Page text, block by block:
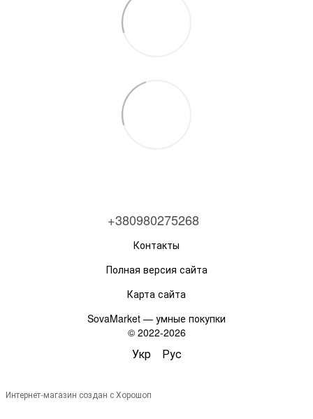
+380980275268
Контакты
Полная версия сайта
Карта сайта
SovaMarket — умные покупки
© 2022-2026
Укр Рус
Интернет-магазин создан с Хорошоп